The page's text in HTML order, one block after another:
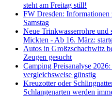
steht am Freitag still!
FW Dresden: Informationen
Samstag
Neue Trinkwasserrohre und
Mickten - Ab 16. März:
Autos in Großzschachwitz
Zeugen gesucht
Camping Preisanalyse
vergleichsweise günstig
Kreuzotter oder
Schlangenarten werden